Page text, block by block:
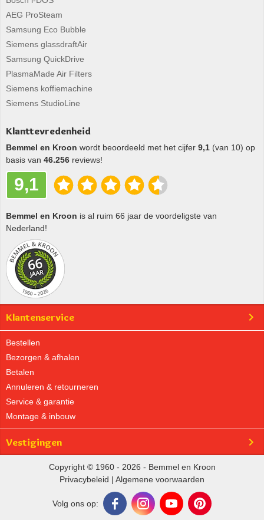
AEG ProSteam
Samsung Eco Bubble
Siemens glassdraftAir
Samsung QuickDrive
PlasmaMade Air Filters
Siemens koffiemachine
Siemens StudioLine
Klanttevredenheid
Bemmel en Kroon wordt beoordeeld met het cijfer 9,1 (van 10) op
basis van 46.256 reviews!
9,1
Bemmel en Kroon is al ruim 66 jaar de voordeligste van
Nederland!
Klantenservice
Bestellen
Bezorgen & afhalen
Betalen
Annuleren & retourneren
Service & garantie
Montage & inbouw
Vestigingen
Copyright © 1960 - 2026 - Bemmel en Kroon
Privacybeleid | Algemene voorwaarden
Volg ons op: